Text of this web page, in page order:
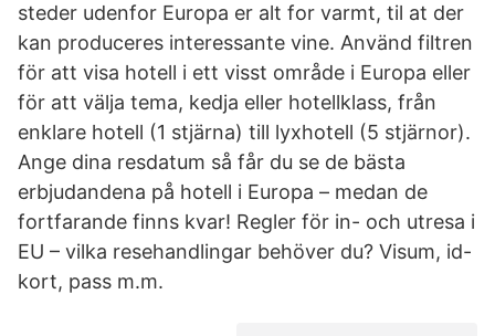
steder udenfor Europa er alt for varmt, til at der
kan produceres interessante vine. Använd filtren
för att visa hotell i ett visst område i Europa eller
för att välja tema, kedja eller hotellklass, från
enklare hotell (1 stjärna) till lyxhotell (5 stjärnor).
Ange dina resdatum så får du se de bästa
erbjudandena på hotell i Europa – medan de
fortfarande finns kvar! Regler för in- och utresa i
EU – vilka resehandlingar behöver du? Visum, id-
kort, pass m.m.